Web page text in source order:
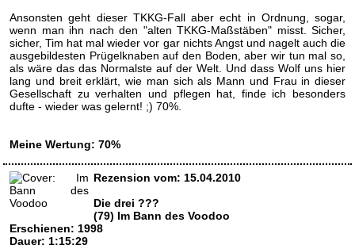
Ansonsten geht dieser TKKG-Fall aber echt in Ordnung, sogar,
wenn man ihn nach den "alten TKKG-Maßstäben" misst. Sicher,
sicher, Tim hat mal wieder vor gar nichts Angst und nagelt auch die
ausgebildesten Prügelknaben auf den Boden, aber wir tun mal so,
als wäre das das Normalste auf der Welt. Und dass Wolf uns hier
lang und breit erklärt, wie man sich als Mann und Frau in dieser
Gesellschaft zu verhalten und pflegen hat, finde ich besonders
dufte - wieder was gelernt! ;) 70%.
Meine Wertung: 70%
Rezension vom: 15.04.2010
Die drei ???
(79) Im Bann des Voodoo
Erschienen: 1998
Dauer: 1:15:29